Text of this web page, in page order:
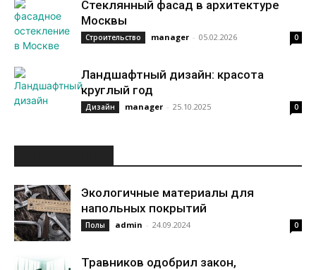
Стеклянный фасад в архитектуре
Москвы
Строительство manager - 05.02.2026 0
Ландшафтный дизайн: красота
круглый год
Дизайн manager - 25.10.2025 0
Экологичные материалы для
напольных покрытий
Полы admin - 24.09.2024 0
Травников одобрил закон,